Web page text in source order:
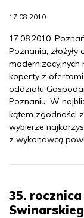
17.08.2010
17.08.2010.
Poznania,
koperty z ofertami
oddziału
Poznaniu. W
kątem zgodności
wybierze
z wykonawcą
35.